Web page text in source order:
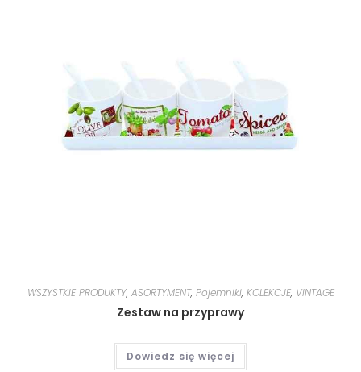
WSZYSTKIE PRODUKTY, ASORTYMENT, Pojemniki, KOLEKCJE, VINTAGE
Zestaw na przyprawy
Dowiedz się więcej